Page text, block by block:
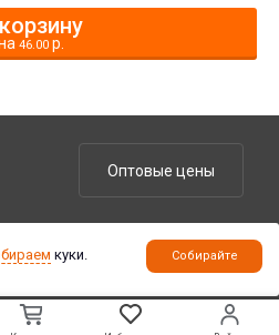
46.00 р.
Оптовые цены
На сайте указаны розничные цены,
предоставляются скидки.
куки. Собирайте